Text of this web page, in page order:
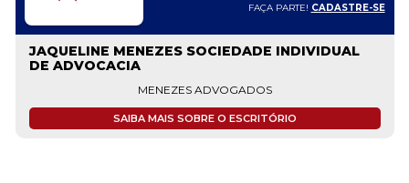
FAÇA PARTE! CADASTRE-SE
JAQUELINE MENEZES SOCIEDADE INDIVIDUAL
DE ADVOCACIA
MENEZES ADVOGADOS
SAIBA MAIS SOBRE O ESCRITÓRIO